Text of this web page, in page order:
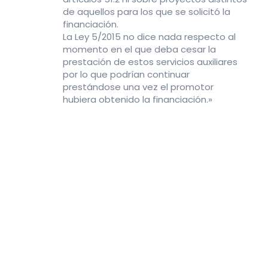
de aquellos para los que se solicitó la
financiación.
La Ley 5/2015 no dice nada respecto al
momento en el que deba cesar la
prestación de estos servicios auxiliares
por lo que podrían continuar
prestándose una vez el promotor
hubiera obtenido la financiación.»